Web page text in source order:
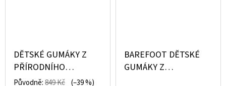
DĚTSKÉ GUMÁKY Z
PŘÍRODNÍHO
KAUČUKU
Původně:849 Kč (–39 %)
BAREFOOT DĚTSKÉ
GUMÁKY Z